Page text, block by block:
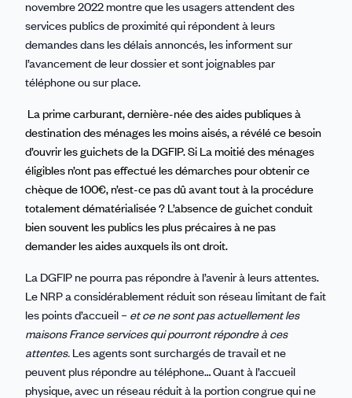
novembre 2022 montre que les usagers attendent des
services publics de proximité qui répondent à leurs
demandes dans les délais annoncés, les informent sur
l’avancement de leur dossier et sont joignables par
téléphone ou sur place.
La prime carburant, dernière-née des aides publiques à
destination des ménages les moins aisés, a révélé ce besoin
d’ouvrir les guichets de la DGFIP. Si La moitié des ménages
éligibles n’ont pas effectué les démarches pour obtenir ce
chèque de 100€, n’est-ce pas dû avant tout à la procédure
totalement dématérialisée ? L’absence de guichet conduit
bien souvent les publics les plus précaires à ne pas
demander les aides auxquels ils ont droit.
La DGFIP ne pourra pas répondre à l’avenir à leurs attentes.
Le NRP a considérablement réduit son réseau limitant de fait
les points d’accueil – et ce ne sont pas actuellement les
maisons France services qui pourront répondre à ces
attentes. Les agents sont surchargés de travail et ne
peuvent plus répondre au téléphone… Quant à l’accueil
physique, avec un réseau réduit à la portion congrue qui ne